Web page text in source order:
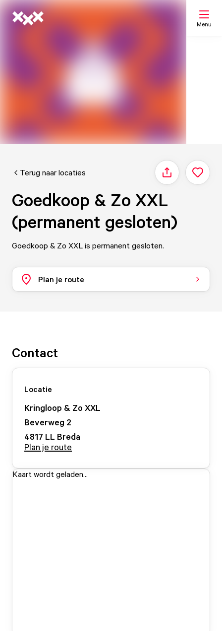
Menu
Terug naar locaties Delen
Goedkoop & Zo XXL
(permanent gesloten)
Goedkoop & Zo XXL is permanent gesloten.
Plan je route
Contact
Locatie
Kringloop & Zo XXL
Beverweg 2
4817 LL Breda
Plan je route
Kaart wordt geladen...